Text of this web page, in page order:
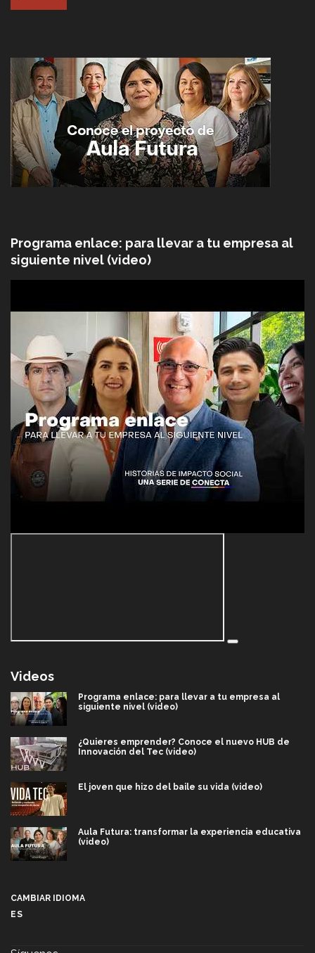
Programa enlace: para llevar a tu empresa al
siguiente nivel (video)
Videos
Programa enlace: para llevar a tu empresa al
siguiente nivel (video)
¿Quieres emprender? Conoce el nuevo HUB de
Innovación del Tec (video)
El joven que hizo del baile su vida (video)
Aula Futura: transformar la experiencia educativa
(video)
CAMBIAR IDIOMA
ES